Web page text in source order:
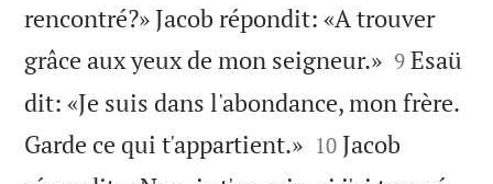
rencontré?» Jacob répondit: «A trouver
grâce aux yeux de mon seigneur.»
9 Esaü
dit: «Je suis dans l'abondance, mon frère.
Garde ce qui t'appartient.»
10 Jacob